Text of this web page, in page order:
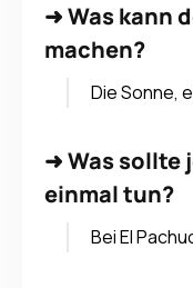
➜Was kann
machen?
Die Sonne,
➜Was sollte
einmal tun?
Bei El